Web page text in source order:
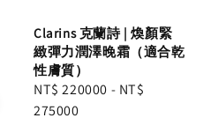
Clarins 克蘭詩 | 煥顏緊
緻彈力潤澤晚霜（適合乾
性膚質）
Regular
price
NT$ 220000 - NT$
275000